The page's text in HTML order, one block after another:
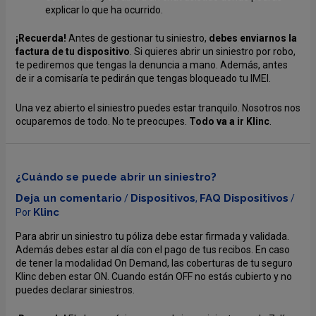
explicar lo que ha ocurrido.
¡Recuerda! Antes de gestionar tu siniestro, debes enviarnos la
factura de tu dispositivo. Si quieres abrir un siniestro por robo,
te pediremos que tengas la denuncia a mano. Además, antes
de ir a comisaría te pedirán que tengas bloqueado tu IMEI.
Una vez abierto el siniestro puedes estar tranquilo. Nosotros nos
ocuparemos de todo. No te preocupes. Todo va a ir Klinc.
¿Cuándo se puede abrir un siniestro?
Deja un comentario / Dispositivos, FAQ Dispositivos /
Por Klinc
Para abrir un siniestro tu póliza debe estar firmada y validada.
Además debes estar al día con el pago de tus recibos. En caso
de tener la modalidad On Demand, las coberturas de tu seguro
Klinc deben estar ON. Cuando están OFF no estás cubierto y no
puedes declarar siniestros.